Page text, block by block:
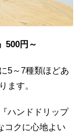
500円～
5～7種類ほどあ
ます。
ハンドドリップ
コクに心地よい